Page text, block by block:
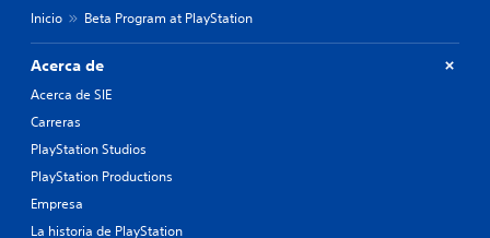
Inicio Beta Program at PlayStation
Acerca de
Acerca de SIE
Carreras
PlayStation Studios
PlayStation Productions
Empresa
La historia de PlayStation